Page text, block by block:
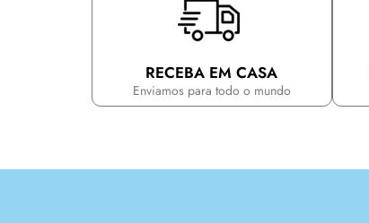
RECEBA EM CASA
Enviamos para todo o mundo